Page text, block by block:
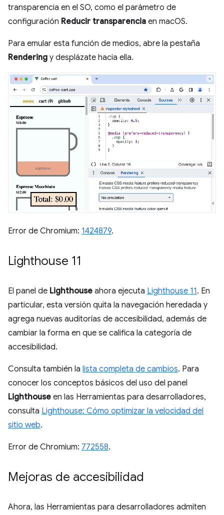
transparencia en el SO, como el parámetro de
configuración Reducir transparencia en macOS.
Para emular esta función de medios, abre la pestaña
Rendering y desplázate hacia ella.
Error de Chromium: 1424879.
Lighthouse 11
El panel de Lighthouse ahora ejecuta Lighthouse 11. En
particular, esta versión quita la navegación heredada y
agrega nuevas auditorías de accesibilidad, además de
cambiar la forma en que se califica la categoría de
accesibilidad.
Consulta también la lista completa de cambios. Para
conocer los conceptos básicos del uso del panel
Lighthouse en las Herramientas para desarrolladores,
consulta Lighthouse: Cómo optimizar la velocidad del
sitio web.
Error de Chromium: 772558.
Mejoras de accesibilidad
Ahora, las Herramientas para desarrolladores admiten